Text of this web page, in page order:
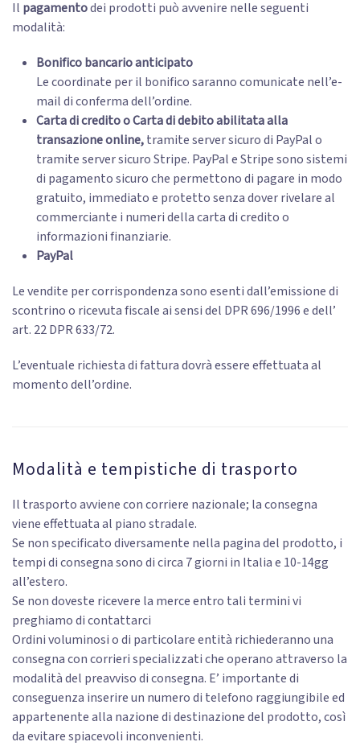
Il pagamentodei prodotti può avvenire nelle seguenti
modalità:
Bonifico bancario anticipato
Le coordinate per il bonifico saranno comunicate nell’e-
mail di conferma dell’ordine.
Carta di credito o Carta di debito abilitata alla
transazione online,tramite server sicuro di PayPal o
tramite server sicuro Stripe. PayPal e Stripe sono sistemi
di pagamento sicuro che permettono di pagare in modo
gratuito, immediato e protetto senza dover rivelare al
commerciante i numeri della carta di credito o
informazioni finanziarie.
PayPal
Le vendite per corrispondenza sono esenti dall’emissione di
scontrino o ricevuta fiscale ai sensi del DPR 696/1996 e dell’
art. 22 DPR 633/72.
L’eventuale richiesta di fattura dovrà essere effettuata al
momento dell’ordine.
Modalità e tempistiche di trasporto
Il trasporto avviene con corriere nazionale; la consegna
viene effettuata al piano stradale.
Se non specificato diversamente nella pagina del prodotto, i
tempi di consegna sono di circa 7 giorni in Italia e 10-14gg
all’estero.
Se non doveste ricevere la merce entro tali termini vi
preghiamo di contattarci
Ordini voluminosi o di particolare entità richiederanno una
consegna con corrieri specializzati che operano attraverso la
modalità del preavviso di consegna. E’ importante di
conseguenza inserire un numero di telefono raggiungibile ed
appartenente alla nazione di destinazione del prodotto, così
da evitare spiacevoli inconvenienti.